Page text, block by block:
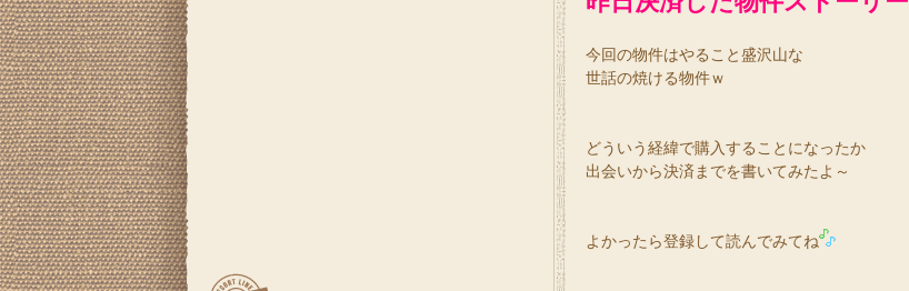
今回の物件はやること盛沢山な
世話の焼ける物件ｗ
どういう経緯で購入することになったか
出会いから決済までを書いてみたよ～
よかったら登録して読んでみてね